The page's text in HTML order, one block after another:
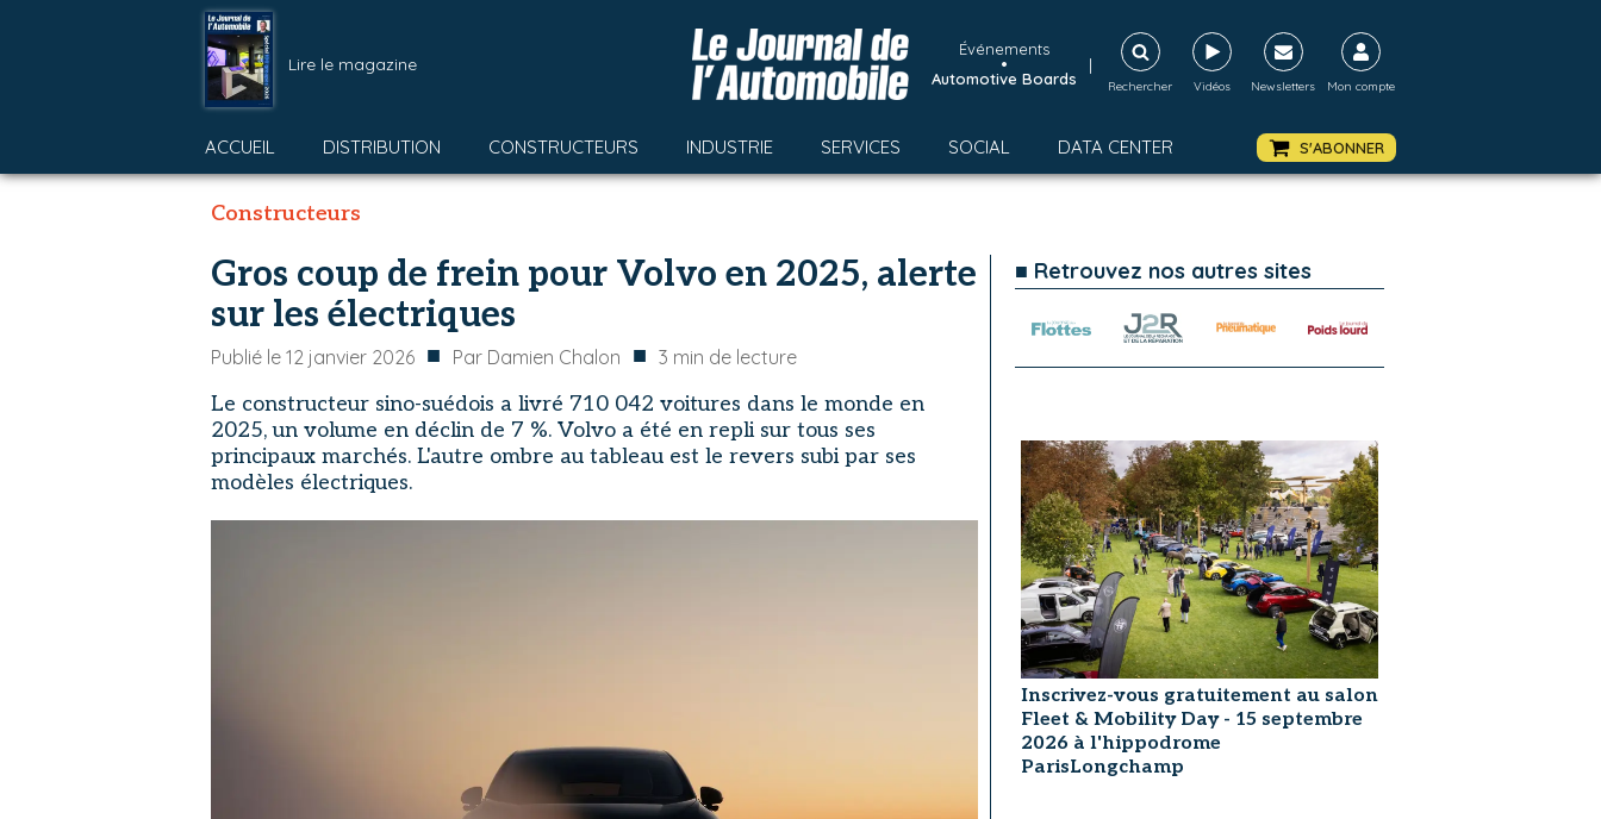
Lire le magazine
Événements
•
Automotive Boards
|
Rechercher Vidéos Newsletters Mon compte
ACCUEIL DISTRIBUTION CONSTRUCTEURS INDUSTRIE SERVICES SOCIAL DATA CENTER S'ABONNER
Constructeurs
Gros coup de frein pour Volvo en 2025, alerte
sur les électriques
Publié le 12 janvier 2026 ■ Par Damien Chalon ■ 3 min de lecture
Le constructeur sino-suédois a livré 710 042 voitures dans le monde en
2025, un volume en déclin de 7 %. Volvo a été en repli sur tous ses
principaux marchés. L'autre ombre au tableau est le revers subi par ses
modèles électriques.
■ Retrouvez nos autres sites
Inscrivez-vous gratuitement au salon
Fleet & Mobility Day - 15 septembre
2026 à l'hippodrome
ParisLongchamp